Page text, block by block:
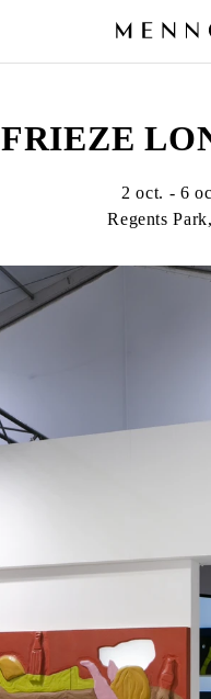
FRIEZE
2 oct. - 6
Regents